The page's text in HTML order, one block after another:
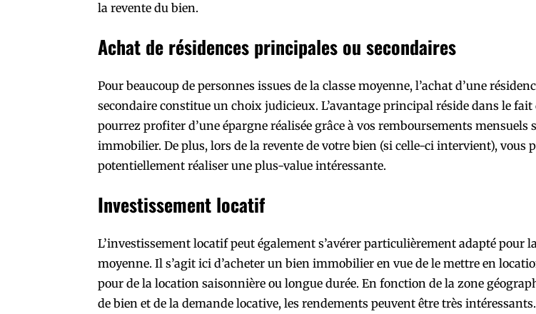
la revente du bien.
Achat de résidences principales ou secondaires
Pour beaucoup de personnes issues de la classe moyenne, l’achat d’une
secondaire constitue un choix judicieux. L’avantage principal réside dans le fait
pourrez profiter d’une épargne réalisée grâce à vos remboursements mensuels
immobilier. De plus, lors de la revente de votre bien (si celle-ci intervient), vous
potentiellement réaliser une plus-value intéressante.
Investissement locatif
L’investissement locatif peut également s’avérer particulièrement adapté pour
moyenne. Il s’agit ici d’acheter un bien immobilier en vue de le mettre en
pour de la location saisonnière ou longue durée. En fonction de la zone
de bien et de la demande locative, les rendements peuvent être très intéressants.